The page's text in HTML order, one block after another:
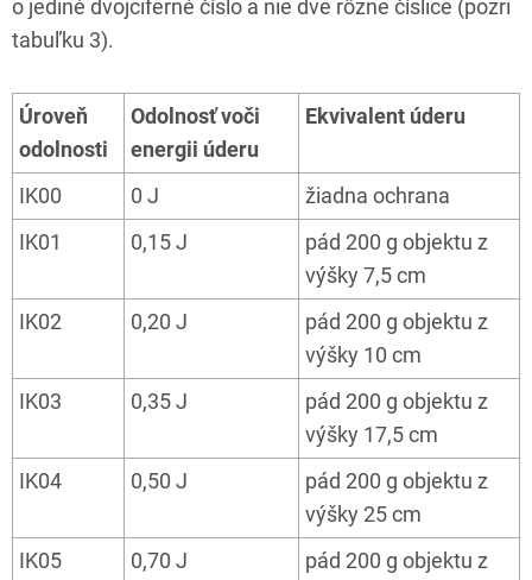
o jediné dvojciferné číslo a nie dve rôzne číslice (pozri
tabuľku 3).
Úroveň
odolnosti
Odolnosť voči
energii úderu
Ekvivalent úderu
IK00 0 J
žiadna ochrana
IK01
0,15 J
pád 200 g objektu z
výšky 7,5 cm
IK02
0,20 J
pád 200 g objektu z
výšky 10 cm
IK03
0,35 J
pád 200 g objektu z
výšky 17,5 cm
IK04
0,50 J
pád 200 g objektu z
výšky 25 cm
IK05
0,70 J pád 200 g objektu z